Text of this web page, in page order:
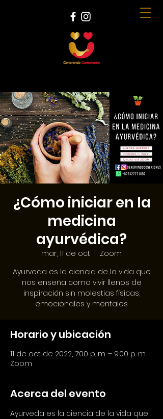
¿Cómo iniciar en la
medicina
ayurvédica?
mar, 11 de oct
Zoom
Ayurveda es la ciencia de la vida que
nos enseña como vivir llenos de
inspiración sin molestias físicas,
emocionales y mentales.
Horario y ubicación
11 de oct de 2022, 7:00 p. m. – 9:00 p. m.
Zoom
Acerca del evento
Ayurveda es la ciencia de la vida que